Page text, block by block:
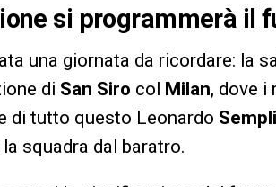
si programmerà il
una giornata da ricordare: la
di San Siro col Milan, dove i
di tutto questo Leonardo
squadra dal baratro.